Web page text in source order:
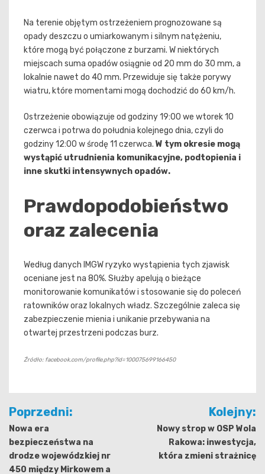
Na terenie objętym ostrzeżeniem prognozowane są
opady deszczu o umiarkowanym i silnym natężeniu,
które mogą być połączone z burzami. W niektórych
miejscach suma opadów osiągnie od 20 mm do 30 mm, a
lokalnie nawet do 40 mm. Przewiduje się także porywy
wiatru, które momentami mogą dochodzić do 60 km/h.
Ostrzeżenie obowiązuje od godziny 19:00 we wtorek 10
czerwca i potrwa do południa kolejnego dnia, czyli do
godziny 12:00 w środę 11 czerwca. W tym okresie mogą
wystąpić utrudnienia komunikacyjne, podtopienia i
inne skutki intensywnych opadów.
Prawdopodobieństwo
oraz zalecenia
Według danych IMGW ryzyko wystąpienia tych zjawisk
oceniane jest na 80%. Służby apelują o bieżące
monitorowanie komunikatów i stosowanie się do poleceń
ratowników oraz lokalnych władz. Szczególnie zaleca się
zabezpieczenie mienia i unikanie przebywania na
otwartej przestrzeni podczas burz.
Źródło: facebook.com/profile.php?id=100075699166450
Nawigacja
wpisu
Poprzedni:
Nowa era
bezpieczeństwa na
drodze wojewódzkiej nr
450 między Mirkowem a
Kolejny:
Nowy strop w OSP Wola
Rakowa: inwestycja,
która zmieni strażnicę